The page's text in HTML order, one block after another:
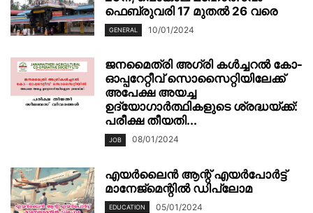
ഫെബ്രുവരി 17 മുതൽ 26 വരെ
GENERAL 10/01/2024
ജനമൈത്രി അഗ്രി കള്‍ച്ചറല്‍ കോ-
ഓപ്പറേറ്റീവ്‌ സൊസൈറ്റിയിലേക്ക്
അപേക്ഷ അയച്ച
ഉദ്യോഗാർത്ഥികളുടെ ശ്രദ്ധയ്ക്ക്:
പരീക്ഷ തീയതി...
JOB 08/01/2024
എയർലൈൻ ആന്റ് എയർപോർട്ട്
മാനേജ്‌മെന്റിൽ ഡിപ്ലോമ
EDUCATION 05/01/2024